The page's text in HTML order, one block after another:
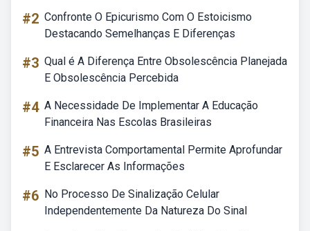
#2 Confronte O Epicurismo Com O Estoicismo
Destacando Semelhanças E Diferenças
#3 Qual é A Diferença Entre Obsolescência Planejada
E Obsolescência Percebida
#4 A Necessidade De Implementar A Educação
Financeira Nas Escolas Brasileiras
#5 A Entrevista Comportamental Permite Aprofundar
E Esclarecer As Informações
#6 No Processo De Sinalização Celular
Independentemente Da Natureza Do Sinal